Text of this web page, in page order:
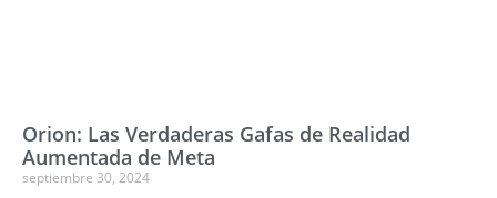
Orion: Las Verdaderas Gafas de Realidad
Aumentada de Meta
septiembre 30, 2024